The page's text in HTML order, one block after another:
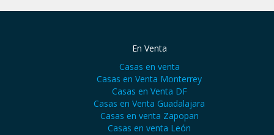
En Venta
Casas en venta
Casas en Venta Monterrey
Casas en Venta DF
Casas en Venta Guadalajara
Casas en venta Zapopan
Casas en venta León